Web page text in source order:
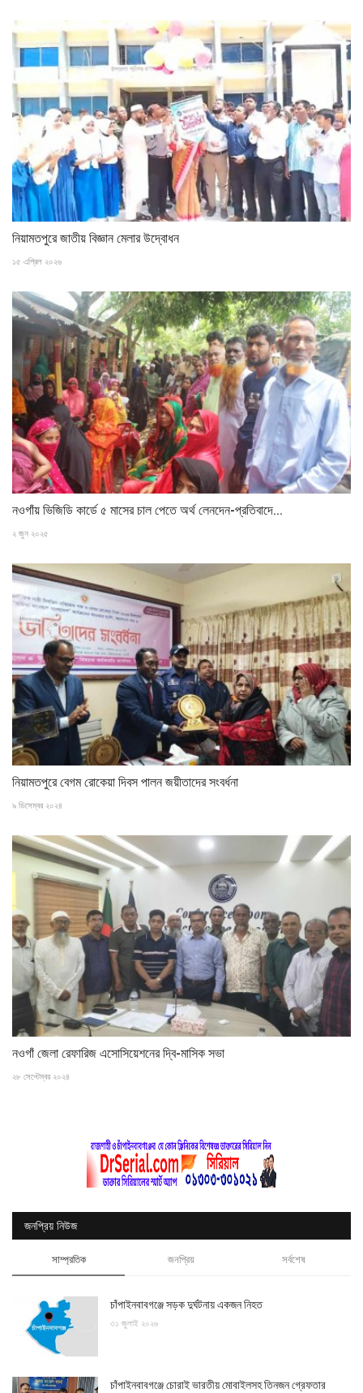
নিয়ামতপুরে জাতীয় বিজ্ঞান মেলার উদ্বোধন
১৫ এপ্রিল ২০২৬
নওগাঁয় ভিজিডি কার্ডে ৫ মাসের চাল পেতে অর্থ লেনদেন-প্রতিবাদে...
২ জুন ২০২৫
নিয়ামতপুরে বেগম রোকেয়া দিবস পালন জয়ীতাদের সংবর্ধনা
৯ ডিসেম্বর ২০২৪
নওগাঁ জেলা রেফারিজ এসোসিয়েশনের দ্বি-মাসিক সভা
২৮ সেপ্টেম্বর ২০২৪
জনপ্রিয় নিউজ
সাম্প্রতিক জনপ্রিয় সর্বশেষ
চাঁপাইনবাবগঞ্জে সড়ক দুর্ঘটনায় একজন নিহত
৩১ জুলাই ২০২৬
চাঁপাইনবাবগঞ্জে চোরাই ভারতীয় মোবাইলসহ তিনজন গ্রেফতার